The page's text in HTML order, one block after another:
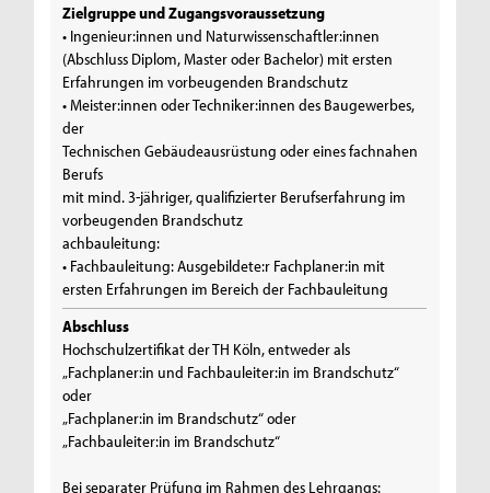
Zielgruppe und Zugangsvoraussetzung
• Ingenieur:innen und Naturwissenschaftler:innen
(Abschluss Diplom, Master oder Bachelor) mit ersten
Erfahrungen im vorbeugenden Brandschutz
• Meister:innen oder Techniker:innen des Baugewerbes,
der
Technischen Gebäudeausrüstung oder eines fachnahen
Berufs
mit mind. 3-jähriger, qualifizierter Berufserfahrung im
vorbeugenden Brandschutz
achbauleitung:
• Fachbauleitung: Ausgebildete:r Fachplaner:in mit
ersten Erfahrungen im Bereich der Fachbauleitung
Abschluss
Hochschulzertifikat der TH Köln, entweder als
„Fachplaner:in und Fachbauleiter:in im Brandschutz“
oder
„Fachplaner:in im Brandschutz“ oder
„Fachbauleiter:in im Brandschutz“
Bei separater Prüfung im Rahmen des Lehrgangs: